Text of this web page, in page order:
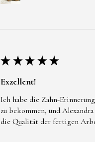
★ ★ ★ ★ ★
Exzellent!
Ich habe die Zahn-
zu bekommen, und
die Qualität der fertigen